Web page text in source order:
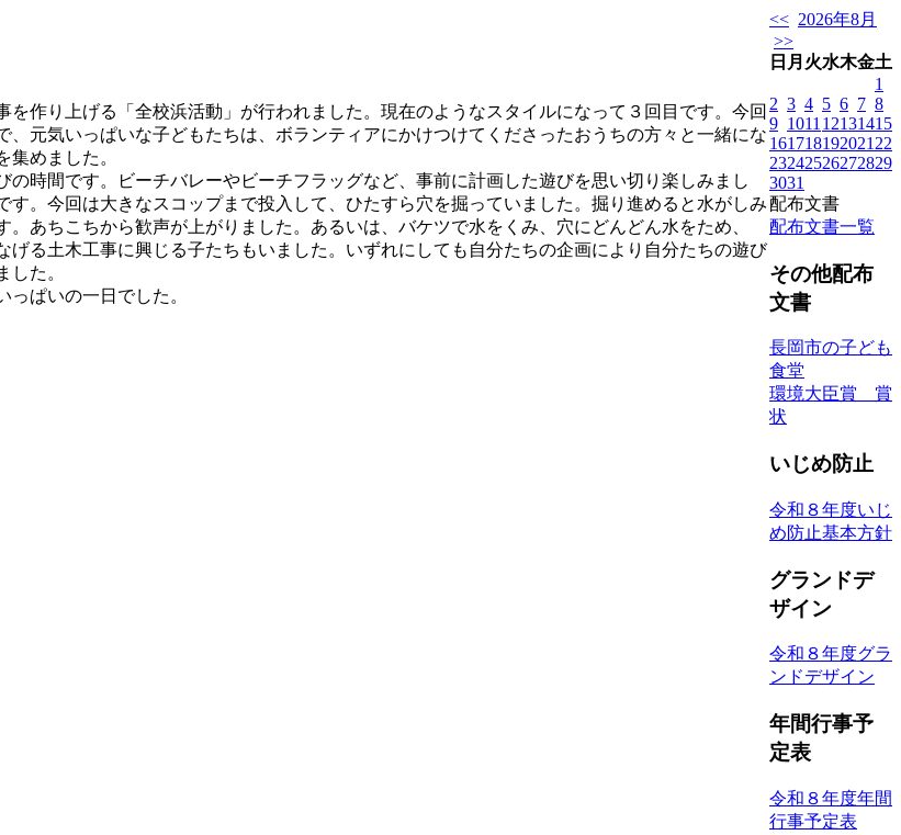
作り上げる「全校浜活動」が行われました。現在のようなスタイルになって３回目です。今回
元気いっぱいな子どもたちは、ボランティアにかけつけてくださったおうちの方々と一緒にな
めました。
時間です。ビーチバレーやビーチフラッグなど、事前に計画した遊びを思い切り楽しみまし
。今回は大きなスコップまで投入して、ひたすら穴を掘っていました。掘り進めると水がしみ
あちこちから歓声が上がりました。あるいは、バケツで水をくみ、穴にどんどん水をため、
げる土木工事に興じる子たちもいました。いずれにしても自分たちの企画により自分たちの遊び
た。
ぱいの一日でした。
<< 2026年8月
>>
日 月 火水木金土
1
2 3 4 5 6 7 8
9 1011 12131415
161718192021 22
23242526272829
3031
配布文書
配布文書一覧
その他配布
文書
長岡市の子ども
食堂
環境大臣賞 賞
状
いじめ防止
令和８年度いじ
め防止基本方針
グランドデ
ザイン
令和８年度グラ
ンドデザイン
年間行事予
定表
令和８年度年間
行事予定表